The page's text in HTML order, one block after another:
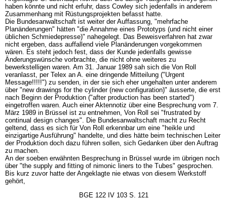
haben könnte und nicht erfuhr, dass Cowley sich jedenfalls in anderem
Zusammenhang mit Rüstungsprojekten befasst hatte.
Die Bundesanwaltschaft ist weiter der Auffassung, "mehrfache
Planänderungen" hätten "die Annahme eines Prototyps (und nicht einer
üblichen Schmiedepresse)" nahegelegt. Das Beweisverfahren hat zwar
nicht ergeben, dass auffallend viele Planänderungen vorgekommen
wären. Es steht jedoch fest, dass der Kunde jedenfalls gewisse
Änderungswünsche vorbrachte, die nicht ohne weiteres zu
bewerkstelligen waren. Am 31. Januar 1989 sah sich die Von Roll
veranlasst, per Telex an A. eine dringende Mitteilung ("Urgent
Message!!!!!") zu senden, in der sie sich eher ungehalten unter anderem
über "new drawings for the cylinder (new configuration)" äusserte, die erst
nach Beginn der Produktion ("after production has been started")
eingetroffen waren. Auch einer Aktennotiz über eine Besprechung vom 7.
März 1989 in Brüssel ist zu entnehmen, Von Roll sei "frustrated by
continual design changes". Die Bundesanwaltschaft macht zu Recht
geltend, dass es sich für Von Roll erkennbar um eine "heikle und
einzigartige Ausführung" handelte, und dies hätte beim technischen Leiter
der Produktion doch dazu führen sollen, sich Gedanken über den Auftrag
zu machen.
An der soeben erwähnten Besprechung in Brüssel wurde im übrigen noch
über "the supply and fitting of nimonic liners to the Tubes" gesprochen.
Bis kurz zuvor hatte der Angeklagte nie etwas von diesem Werkstoff
gehört,
BGE 122 IV 103 S. 121